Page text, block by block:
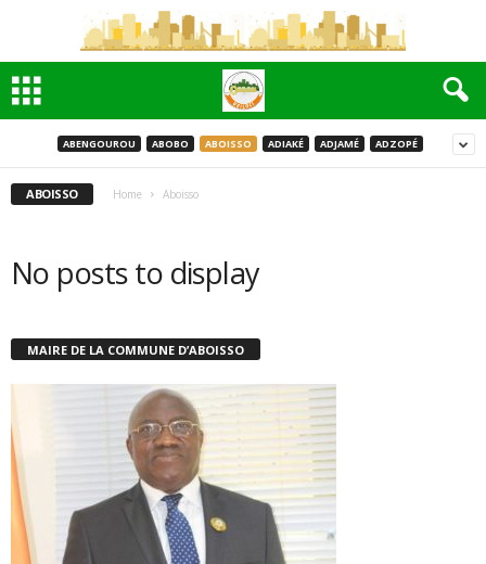
ABENGOUROU ABOBO ABOISSO ADIAKÉ ADJAMÉ ADZOPÉ
ABOISSO Home Aboisso
No posts to display
MAIRE DE LA COMMUNE D’ABOISSO